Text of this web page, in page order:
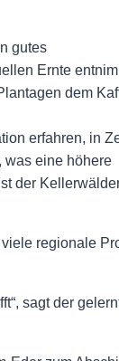
gutes
Ernte
dem
erfahren, in
was eine höhere
der
regionale
sagt der